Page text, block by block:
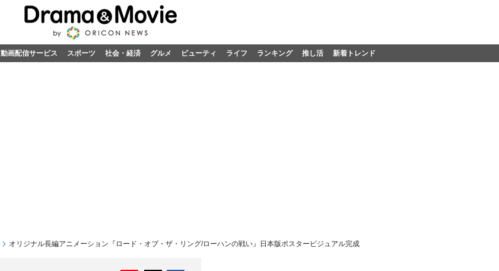
動画配信サービス スポーツ 社会・経済 グルメ ビューティ ライフ ランキング 推し活 新着トレンド
オリジナル長編アニメーション『ロード・オブ・ザ・リング/ローハンの戦い』日本版ポスタービジュアル完成